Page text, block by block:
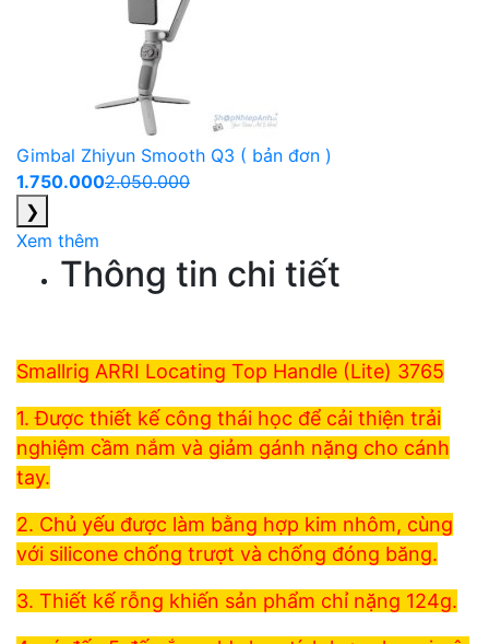
Gimbal Zhiyun Smooth Q3 ( bản đơn )
1.750.0002.050.000
❯
Xem thêm
Thông tin chi tiết
Smallrig ARRI Locating Top Handle (Lite) 3765
1. Được thiết kế công thái học để cải thiện trải
nghiệm cầm nắm và giảm gánh nặng cho cánh
tay.
2. Chủ yếu được làm bằng hợp kim nhôm, cùng
với silicone chống trượt và chống đóng băng.
3. Thiết kế rỗng khiến sản phẩm chỉ nặng 124g.